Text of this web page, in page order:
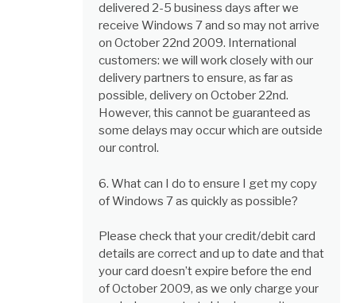
delivered 2-5 business days after we
receive Windows 7 and so may not arrive
on October 22nd 2009. International
customers: we will work closely with our
delivery partners to ensure, as far as
possible, delivery on October 22nd.
However, this cannot be guaranteed as
some delays may occur which are outside
our control.
6. What can I do to ensure I get my copy
of Windows 7 as quickly as possible?
Please check that your credit/debit card
details are correct and up to date and that
your card doesn’t expire before the end
of October 2009, as we only charge your